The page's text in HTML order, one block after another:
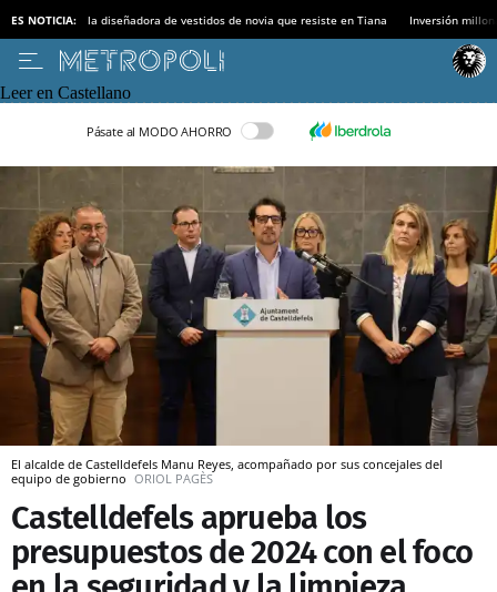
ES NOTICIA: la diseñadora de vestidos de novia que resiste en Tiana Inversión
Leer en Castellano
Pásate al MODO AHORRO
El alcalde de Castelldefels Manu Reyes, acompañado por sus concejales del
equipo de gobierno ORIOL PAGÈS
Castelldefels aprueba los
presupuestos de 2024 con el foco